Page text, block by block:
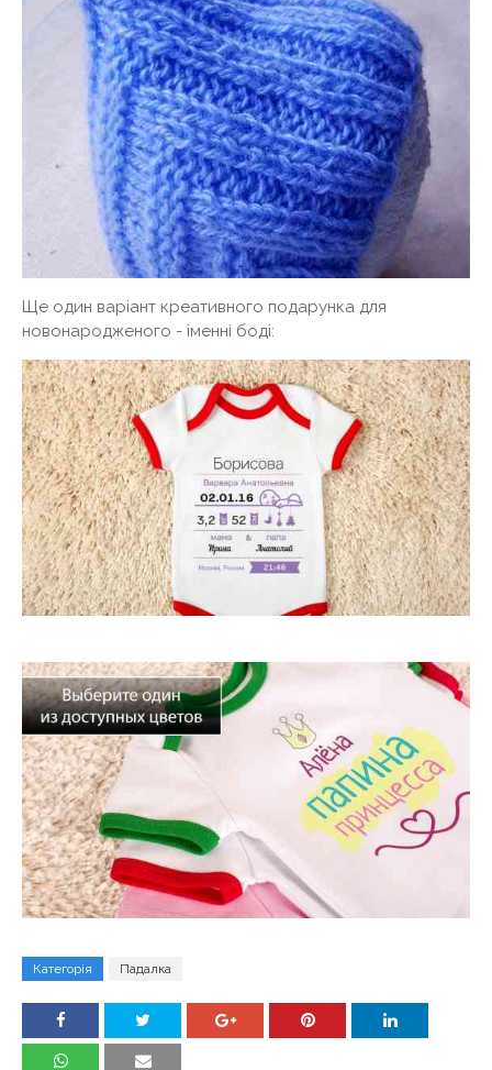
Ще один варіант креативного подарунка для
новонародженого - іменні боді:
Категорія Падалка